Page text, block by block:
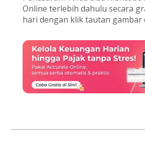
Online terlebih dahulu secara
hari dengan klik tautan gambar